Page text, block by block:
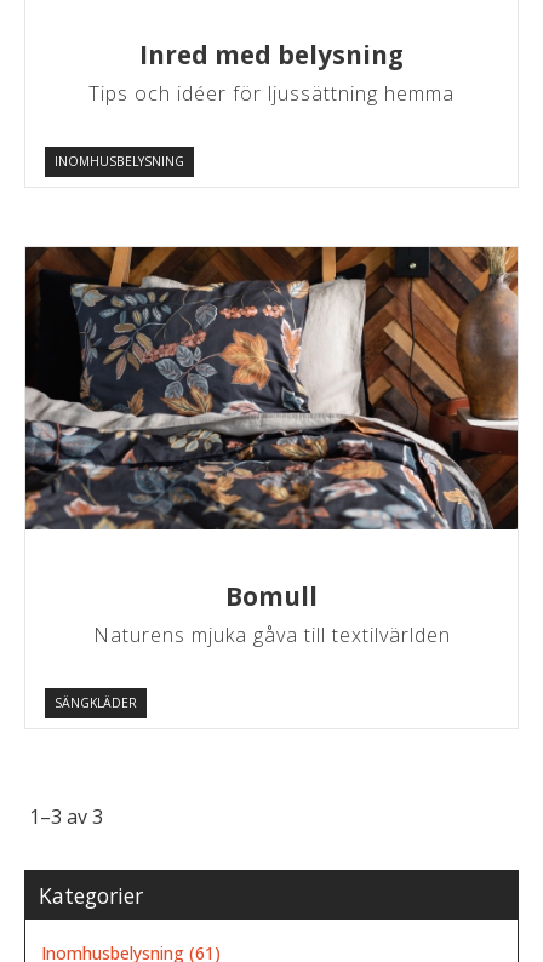
Inred med belysning
Tips och idéer för ljussättning hemma
INOMHUSBELYSNING
Bomull
Naturens mjuka gåva till textilvärlden
SÄNGKLÄDER
1–3 av3
Kategorier
Inomhusbelysning (61)